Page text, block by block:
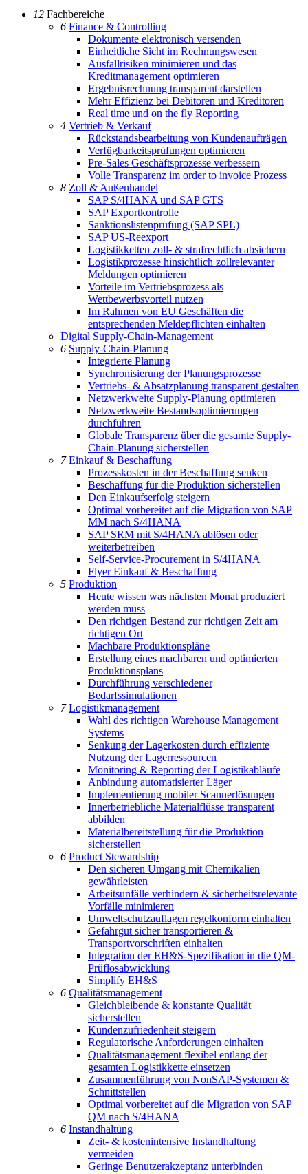
12 Fachbereiche
6 Finance & Controlling
Dokumente elektronisch versenden
Einheitliche Sicht im Rechnungswesen
Ausfallrisiken minimieren und das
Kreditmanagement optimieren
Ergebnisrechnung transparent darstellen
Mehr Effizienz bei Debitoren und Kreditoren
Real time und on the fly Reporting
4 Vertrieb & Verkauf
Rückstandsbearbeitung von Kundenaufträgen
Verfügbarkeitsprüfungen optimieren
Pre-Sales Geschäftsprozesse verbessern
Volle Transparenz im order to invoice Prozess
8 Zoll & Außenhandel
SAP S/4HANA und SAP GTS
SAP Exportkontrolle
Sanktionslistenprüfung (SAP SPL)
SAP US-Reexport
Logistikketten zoll- & strafrechtlich absichern
Logistikprozesse hinsichtlich zollrelevanter
Meldungen optimieren
Vorteile im Vertriebsprozess als
Wettbewerbsvorteil nutzen
Im Rahmen von EU Geschäften die
entsprechenden Meldepflichten einhalten
Digital Supply-Chain-Management
6 Supply-Chain-Planung
Integrierte Planung
Synchronisierung der Planungsprozesse
Vertriebs- & Absatzplanung transparent gestalten
Netzwerkweite Supply-Planung optimieren
Netzwerkweite Bestandsoptimierungen
durchführen
Globale Transparenz über die gesamte Supply-
Chain-Planung sicherstellen
7Einkauf & Beschaffung
Prozesskosten in der Beschaffung senken
Beschaffung für die Produktion sicherstellen
Den Einkaufserfolg steigern
Optimal vorbereitet auf die Migration von SAP
MM nach S/4HANA
SAP SRM mit S/4HANA ablösen oder
weiterbetreiben
Self-Service-Procurement in S/4HANA
Flyer Einkauf & Beschaffung
5 Produktion
Heute wissen was nächsten Monat produziert
werden muss
Den richtigen Bestand zur richtigen Zeit am
richtigen Ort
Machbare Produktionspläne
Erstellung eines machbaren und optimierten
Produktionsplans
Durchführung verschiedener
Bedarfssimulationen
7Logistikmanagement
Wahl des richtigen Warehouse Management
Systems
Senkung der Lagerkosten durch effiziente
Nutzung der Lagerressourcen
Monitoring & Reporting der Logistikabläufe
Anbindung automatisierter Läger
Implementierung mobiler Scannerlösungen
Innerbetriebliche Materialflüsse transparent
abbilden
Materialbereitstellung für die Produktion
sicherstellen
6 Product Stewardship
Den sicheren Umgang mit Chemikalien
gewährleisten
Arbeitsunfälle verhindern & sicherheitsrelevante
Vorfälle minimieren
Umweltschutzauflagen regelkonform einhalten
Gefahrgut sicher transportieren &
Transportvorschriften einhalten
Integration der EH&S-Spezifikation in die QM-
Prüflosabwicklung
Simplify EH&S
6 Qualitätsmanagement
Gleichbleibende & konstante Qualität
sicherstellen
Kundenzufriedenheit steigern
Regulatorische Anforderungen einhalten
Qualitätsmanagement flexibel entlang der
gesamten Logistikkette einsetzen
Zusammenführung von NonSAP-Systemen &
Schnittstellen
Optimal vorbereitet auf die Migration von SAP
QM nach S/4HANA
6 Instandhaltung
Zeit- & kostenintensive Instandhaltung
vermeiden
Geringe Benutzerakzeptanz unterbinden